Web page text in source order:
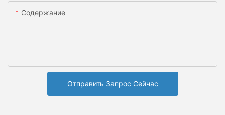
Содержание
Отправить Запрос Сейчас